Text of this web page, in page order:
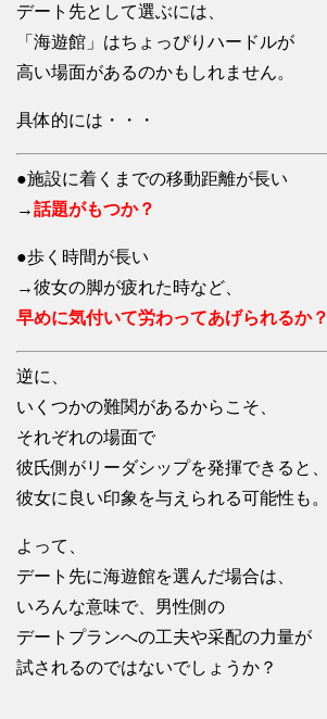
デート先として選ぶには、
「海遊館」はちょっぴりハードルが
高い場面があるのかもしれません。
具体的には・・・
●施設に着くまでの移動距離が長い
→話題がもつか？
●歩く時間が長い
→彼女の脚が疲れた時など、
早めに気付いて労わってあげられるか？
逆に、
いくつかの難関があるからこそ、
それぞれの場面で
彼氏側がリーダシップを発揮できると、
彼女に良い印象を与えられる可能性も。
よって、
デート先に海遊館を選んだ場合は、
いろんな意味で、男性側の
デートプランへの工夫や采配の力量が
試されるのではないでしょうか？